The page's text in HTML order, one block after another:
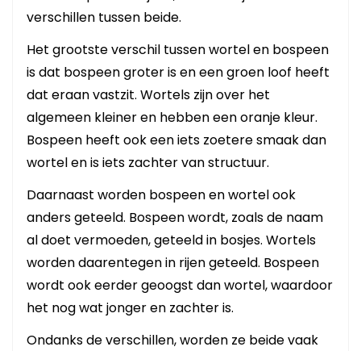
verschillen tussen beide.
Het grootste verschil tussen wortel en bospeen
is dat bospeen groter is en een groen loof heeft
dat eraan vastzit. Wortels zijn over het
algemeen kleiner en hebben een oranje kleur.
Bospeen heeft ook een iets zoetere smaak dan
wortel en is iets zachter van structuur.
Daarnaast worden bospeen en wortel ook
anders geteeld. Bospeen wordt, zoals de naam
al doet vermoeden, geteeld in bosjes. Wortels
worden daarentegen in rijen geteeld. Bospeen
wordt ook eerder geoogst dan wortel, waardoor
het nog wat jonger en zachter is.
Ondanks de verschillen, worden ze beide vaak